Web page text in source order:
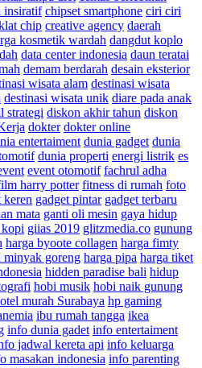
insiratif chipset smartphone ciri ciri
chip creative agency daerah
kosmetik wardah dangdut koplo
data center indonesia daun teratai
demam berdarah desain eksterior
wisata alam destinasi wisata
destinasi wisata unik diare pada anak
strategi diskon akhir tahun diskon
dokter dokter online
entertaiment dunia gadget dunia
dunia properti energi listrik es
event otomotif fachrul adha
harry potter fitness di rumah foto
keren gadget pintar gadget terbaru
mata ganti oli mesin gaya hidup
kopi giias 2019 glitzmedia.co gunung
harga byoote collagen harga fimty
minyak goreng harga pipa harga tiket
hidden paradise bali hidup
hobi musik hobi naik gunung
murah Surabaya hp gaming
ibu rumah tangga ikea
info dunia gadet info entertaiment
jadwal kereta api info keluarga
masakan indonesia info parenting